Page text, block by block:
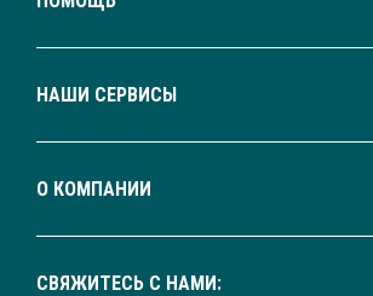
НАШИ СЕРВИСЫ
О КОМПАНИИ
СВЯЖИТЕСЬ С НАМИ: